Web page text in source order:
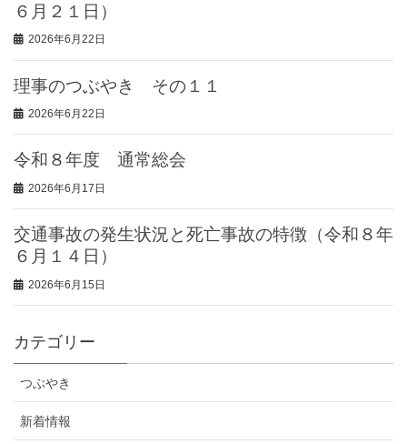
６月２１日）
2026年6月22日
理事のつぶやき その１１
2026年6月22日
令和８年度 通常総会
2026年6月17日
交通事故の発生状況と死亡事故の特徴（令和８年
６月１４日）
2026年6月15日
カテゴリー
つぶやき
新着情報